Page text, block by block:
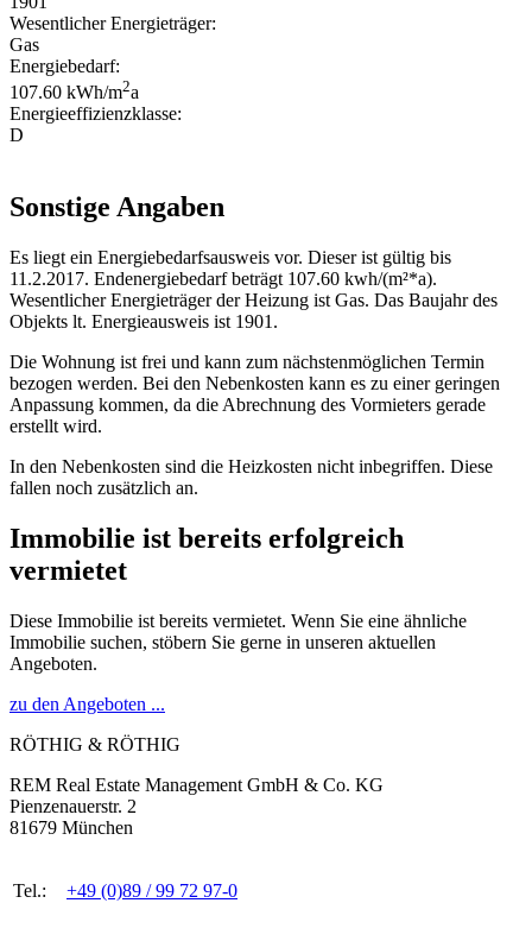
Wesentlicher Energieträger:
Gas
Energiebedarf:
107.60 kWh/m2a
Energieeffizienzklasse:
D
Sonstige Angaben
Es liegt ein Energiebedarfsausweis vor. Dieser ist gültig bis
11.2.2017. Endenergiebedarf beträgt 107.60 kwh/(m²*a).
Wesentlicher Energieträger der Heizung ist Gas. Das Baujahr des
Objekts lt. Energieausweis ist 1901.
Die Wohnung ist frei und kann zum nächstenmöglichen Termin
bezogen werden. Bei den Nebenkosten kann es zu einer geringen
Anpassung kommen, da die Abrechnung des Vormieters gerade
erstellt wird.
In den Nebenkosten sind die Heizkosten nicht inbegriffen. Diese
fallen noch zusätzlich an.
Immobilie ist bereits erfolgreich
vermietet
Diese Immobilie ist bereits vermietet. Wenn Sie eine ähnliche
Immobilie suchen, stöbern Sie gerne in unseren aktuellen
Angeboten.
zu den Angeboten ...
RÖTHIG & RÖTHIG
REM Real Estate Management GmbH & Co. KG
Pienzenauerstr. 2
81679 München
Tel.: +49 (0)89 / 99 72 97-0